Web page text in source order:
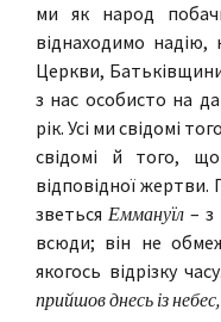
ми як народ
віднаходимо надію,
Церкви,
з нас особисто на
рік. Усі ми свідомі
свідомі й того,
відповідної
зветьсяЕммануїл – з
всюди; він не
якогось відрізку
прийшов днесь із